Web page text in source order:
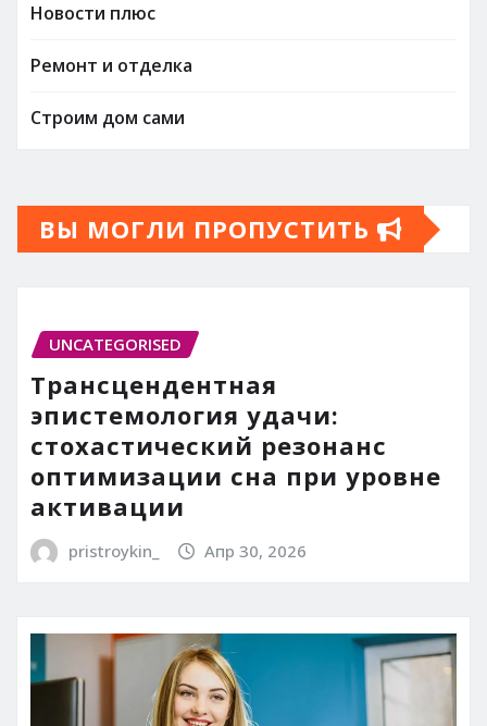
Новости плюс
Ремонт и отделка
Строим дом сами
ВЫ МОГЛИ ПРОПУСТИТЬ
UNCATEGORISED
Трансцендентная
эпистемология удачи:
стохастический резонанс
оптимизации сна при уровне
активации
pristroykin_ Апр 30, 2026